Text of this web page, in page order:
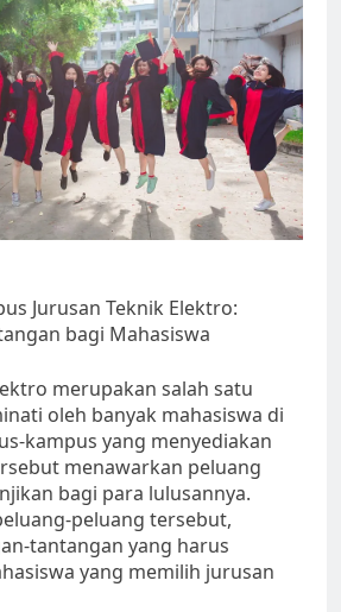
Jurusan Teknik Elektro:
bagi Mahasiswa
merupakan salah satu
oleh banyak mahasiswa di
kampus yang menyediakan
menawarkan peluang
bagi para lulusannya.
peluang tersebut,
tantangan yang harus
yang memilih jurusan